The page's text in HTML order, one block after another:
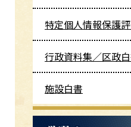
特定個人情報保護
行政資料集／区政
施設白書